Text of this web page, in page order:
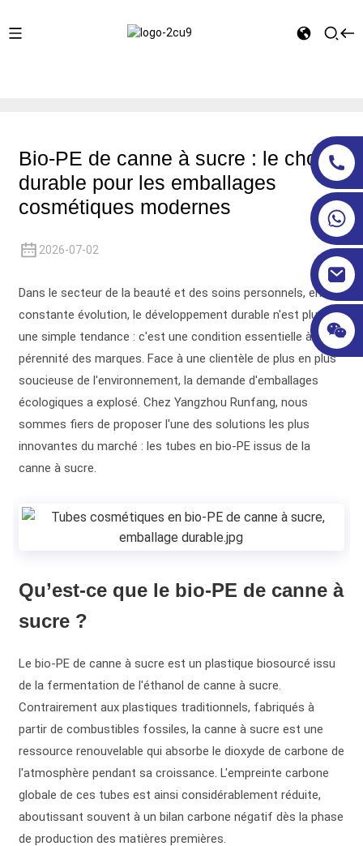
Bio-PE de canne à sucre : le choix
durable pour les emballages
cosmétiques modernes
2026-07-02
Dans le secteur de la beauté et des soins personnels, en
constante évolution, le développement durable n'est plus
une simple tendance : c'est une condition essentielle à la
pérennité des marques. Face à une clientèle de plus en plus
soucieuse de l'environnement, la demande d'emballages
écologiques a explosé. Chez Yangzhou Runfang, nous
sommes fiers de proposer l'une des solutions les plus
innovantes du marché : les tubes en bio-PE issus de la
canne à sucre.
Qu’est-ce que le bio-PE de canne à
sucre ?
Le bio-PE de canne à sucre est un plastique biosourcé issu
de la fermentation de l'éthanol de canne à sucre.
Contrairement aux plastiques traditionnels, fabriqués à
partir de combustibles fossiles, la canne à sucre est une
ressource renouvelable qui absorbe le dioxyde de carbone de
l'atmosphère pendant sa croissance. L'empreinte carbone
globale de ces tubes est ainsi considérablement réduite,
aboutissant souvent à un bilan carbone négatif dès la phase
de production des matières premières.